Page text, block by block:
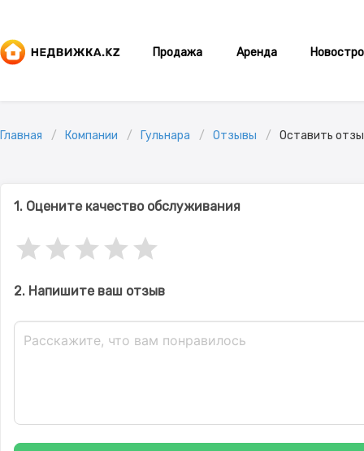
Продажа Аренда
Главная Компании Гульнара Отзывы Оставить
1. Оцените качество обслуживания
2. Напишите ваш отзыв